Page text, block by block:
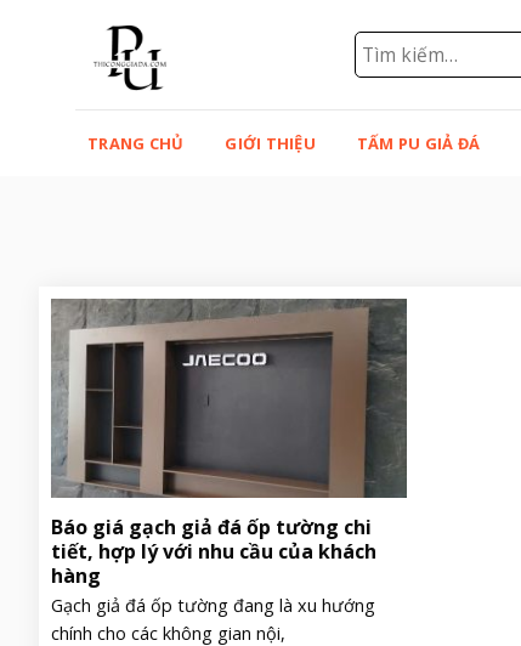
Tìm
kiếm:
TRANG CHỦ GIỚI THIỆU TẤM PU GIẢ ĐÁ
Báo giá gạch giả đá ốp tường chi
tiết, hợp lý với nhu cầu của khách
hàng
Gạch giả đá ốp tường đang là xu hướng
chính cho các không gian nội,